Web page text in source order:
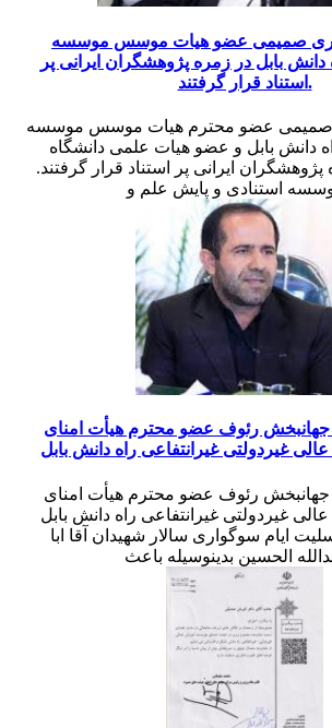
صمیمی عضو هیات موسس موسسه
بابل در زمره پژوهشگران ایرانی پر
استناد قرار گرفتند.
صمیمی عضو محترم هیات موسس موسسه
دانش بابل و عضو هیات علمی دانشگاه
ایرانی پر استناد قرار گرفتند.
جهانبخش رئوف عضو محترم هیأت امنای
غیردولتی غیرانتفاعی راه دانش بابل
جهانبخش رئوف عضو محترم هیأت امنای
غیردولتی غیرانتفاعی راه دانش بابل
ایام سوگواری سالار شهیدان آقا ابا